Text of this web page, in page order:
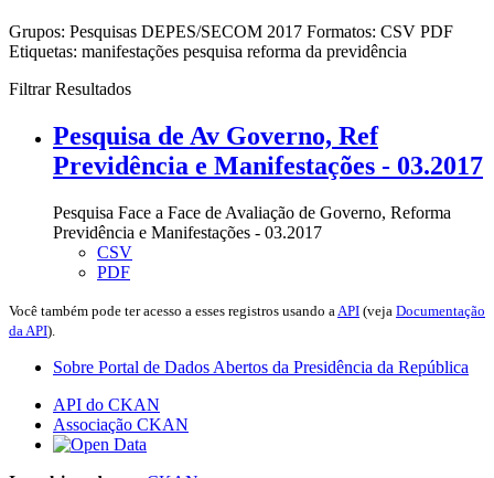
Grupos: Pesquisas DEPES/SECOM 2017 Formatos: CSV PDF
Etiquetas: manifestações pesquisa reforma da previdência
Filtrar Resultados
Pesquisa de Av Governo, Ref
Previdência e Manifestações - 03.2017
Pesquisa Face a Face de Avaliação de Governo, Reforma
Previdência e Manifestações - 03.2017
CSV
PDF
Você também pode ter acesso a esses registros usando a API (veja Documentação
da API).
Sobre Portal de Dados Abertos da Presidência da República
API do CKAN
Associação CKAN